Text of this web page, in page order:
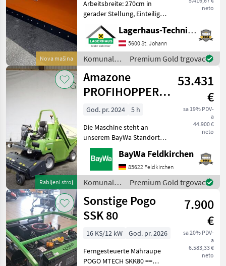
Nova mašina
neto
Arbeitsbreite: 270cm in
gerader Stellung, Einteiliges
Schild mit
überlastsicherung, hydr.
Schwenkbar, 3- Punkt
Anbau, Schwenkbereich
+-30°, mit Schockventil,
lagernd
Lagerhaus-Technik St. Johann
5600 St. Johann
Komunalna
oprema i
vozila /
Hydrac
Premium Gold trgovac
Rabljeni stroj
Amazone
PROFIHOPPER
SMARTLINE
PH1500
53.431
€
sa 19% PDV-
a
44.900 €
neto
God. pr. 2024
5 h
Die Maschine steht an
unserem BayWa Standort in
DE-89155 Erbach.Gerne
steht Ihnen Herr Straub
unter Tel.: 07305 173 52 für
Ihre Anfrage zur
Verfügung!ProfiHopper PH
BayWa Feldkirchen
85622 Feldkirchen
Komunalna
oprema i
vozila /
Amazone
Premium Gold trgovac
Sonstige Pogo
SSK 80
7.900
€
sa 20% PDV-
a
6.583,33 €
neto
16 KS/12 kW
God. pr. 2026
Ferngesteuerte Mähraupe
POGO MTECH SKK80 ==